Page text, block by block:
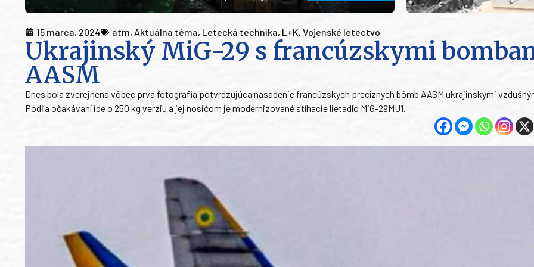
15 marca, 2024 atm, Aktuálna téma, Letecká technika, L+K, Vojenské letectvo
Ukrajinský MiG-29 s francúzskymi
AASM
Dnes bola zverejnená vôbec prvá fotografia potvrdzujúca nasadenie francúzskych precíznych bômb AASM ukrajinskými
Podľa očakávaní ide o 250 kg verziu a jej nosičom je modernizované stíhacie lietadlo MiG-29MU1.